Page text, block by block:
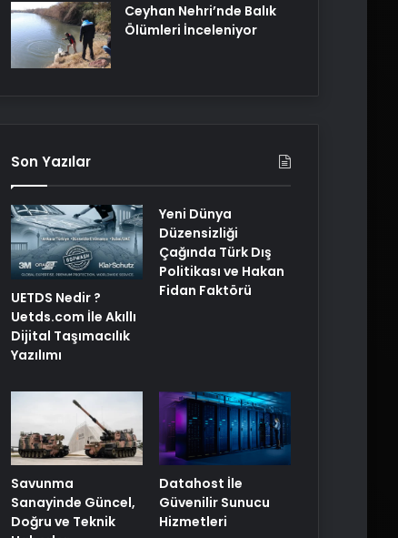
Ceyhan Nehri’nde Balık
Ölümleri İnceleniyor
Son Yazılar
UETDS Nedir ?
Uetds.com İle Akıllı
Dijital Taşımacılık
Yazılımı
Yeni Dünya
Düzensizliği
Çağında Türk Dış
Politikası ve Hakan
Fidan Faktörü
Savunma
Sanayinde Güncel,
Doğru ve Teknik
Datahost İle
Güvenilir Sunucu
Hizmetleri